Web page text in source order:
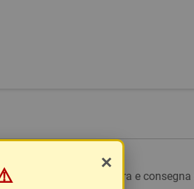
BRT con tracciatura e
×